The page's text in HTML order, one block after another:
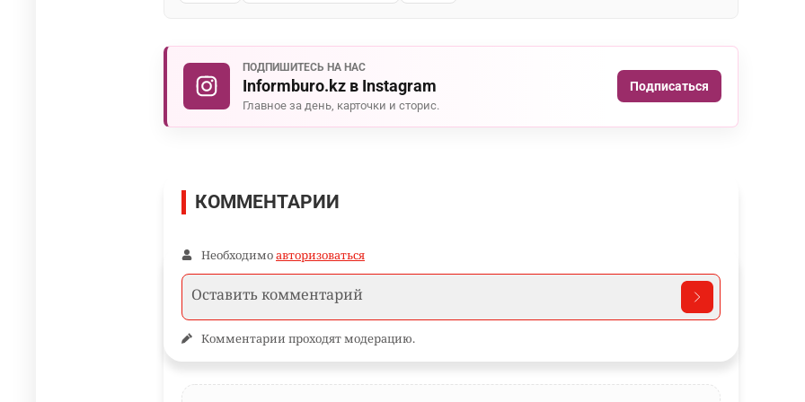
ПОДПИШИТЕСЬ НА НАС
Informburo.kz в Instagram
Главное за день, карточки и сторис.
Подписаться
КОММЕНТАРИИ
Необходимоавторизоваться
Комментарии проходят модерацию.